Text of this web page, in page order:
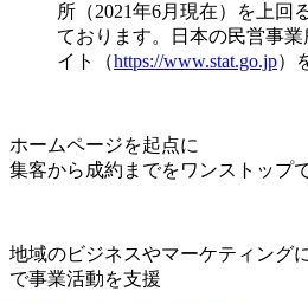
所（2021年6月現在）を上回
ております。日本の民営事
イト（https://www.stat.go.jp）
ホームページを起点に
集客から成約までをワンストップ
地域のビジネスやマーケティング
で事業活動を支援